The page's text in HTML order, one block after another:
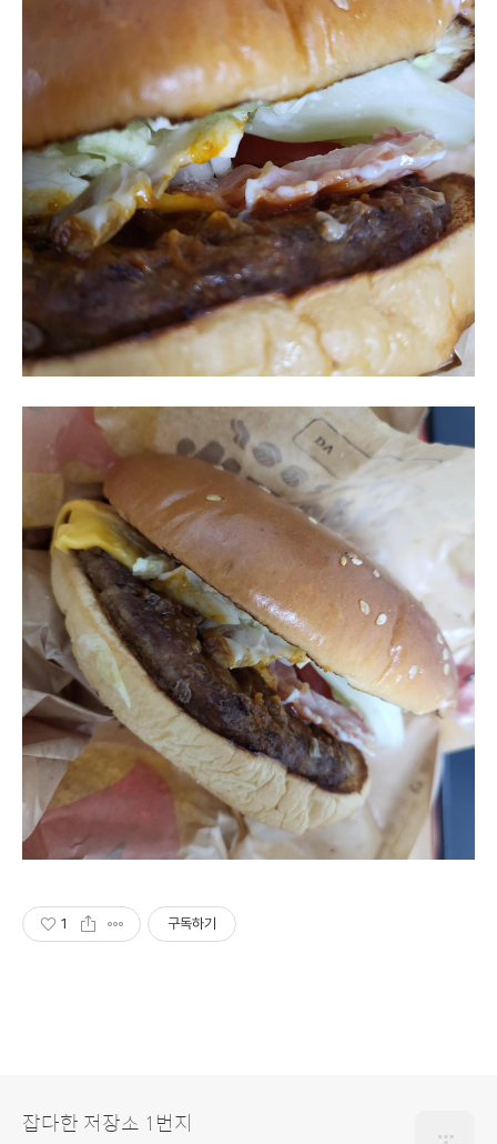
1 구독하기
잡다한 저장소 1번지